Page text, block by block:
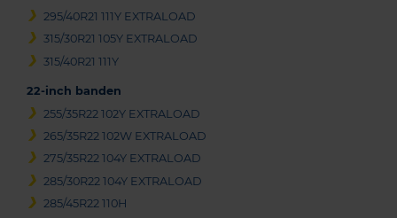
295/40R21 111Y EXTRALOAD
315/30R21 105Y EXTRALOAD
315/40R21 111Y
22-inch banden
255/35R22 102Y EXTRALOAD
265/35R22 102W EXTRALOAD
275/35R22 104Y EXTRALOAD
285/30R22 104Y EXTRALOAD
285/45R22 110H